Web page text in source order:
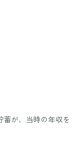
が、当時の年収を